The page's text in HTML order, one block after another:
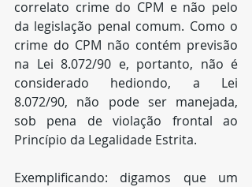
correlato crime do CPM e não pelo
da legislação penal comum. Como o
crime do CPM não contém previsão
na Lei 8.072/90 e, portanto, não é
considerado hediondo, a Lei
8.072/90, não pode ser manejada,
sob pena de violação frontal ao
Princípio da Legalidade Estrita.
Exemplificando: digamos que um